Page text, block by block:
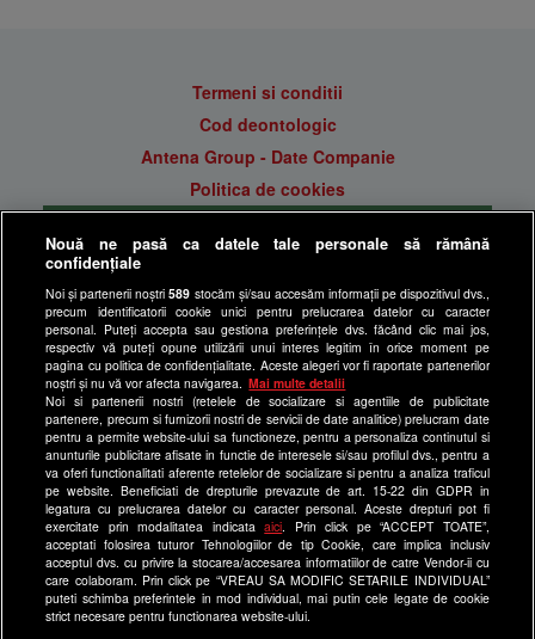
Termeni si conditii
Cod deontologic
Antena Group - Date Companie
Politica de cookies
Politica de confidentialitate
Anunturi gratuite pe Lajumate.ro
Ultimele Stiri
Program Happy Channel
Echipa editorială
Site-uri Antena Group
a1.ro
antenastars.ro
as.ro
catine.ro
chefi.ro
deparinti.ro
Nouă ne pasă ca datele tale personale să rămână
confidențiale
Noi și partenerii noștri589 stocăm și/sau accesăm informații pe dispozitivul dvs.,
precum identificatorii cookie unici pentru prelucrarea datelor cu caracter
personal. Puteți accepta sau gestiona preferințele dvs. făcând clic mai jos,
respectiv vă puteți opune utilizării unui interes legitim în orice moment pe
pagina cu politica de confidențialitate. Aceste alegeri vor fi raportate partenerilor
noștri și nu vă vor afecta navigarea.
Mai multe detalii
Noi si partenerii nostri (retelele de socializare si agentiile de publicitate
partenere, precum si furnizorii nostri de servicii de date analitice) prelucram date
pentru a permite website-ului sa functioneze, pentru a personaliza continutul si
anunturile publicitare afisate in functie de interesele si/sau profilul dvs., pentru a
va oferi functionalitati aferente retelelor de socializare si pentru a analiza traficul
pe website. Beneficiati de drepturile prevazute de art. 15-22 din GDPR in
legatura cu prelucrarea datelor cu caracter personal. Aceste drepturi pot fi
exercitate prin modalitatea indicataaici . Prin click pe “ACCEPT TOATE”,
acceptati folosirea tuturor Tehnologiilor de tip Cookie, care implica inclusiv
acceptul dvs. cu privire la stocarea/accesarea informatiilor de catre Vendor-ii cu
care colaboram. Prin click pe “VREAU SA MODIFIC SETARILE INDIVIDUAL”
puteti schimba preferintele in mod individual, mai putin cele legate de cookie
strict necesare pentru functionarea website-ului.